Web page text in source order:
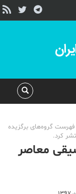
فهرست گروه‌های برگزیده
کرد.
معاصر